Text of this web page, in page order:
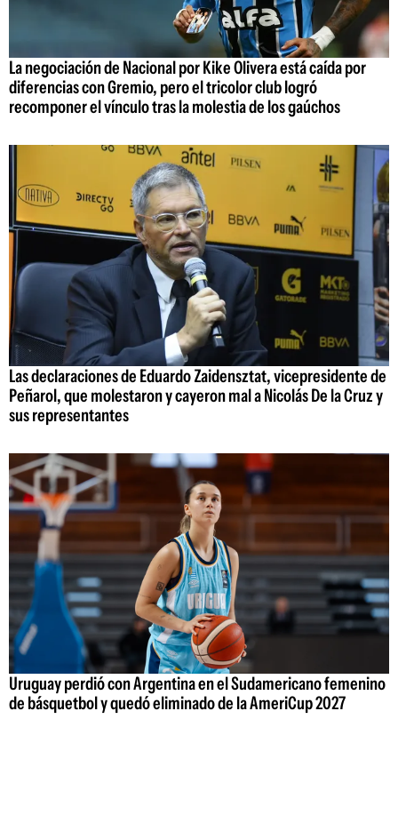
La negociación de Nacional por Kike Olivera está caída por
diferencias con Gremio, pero el tricolor club logró
recomponer el vínculo tras la molestia de los gaúchos
Las declaraciones de Eduardo Zaidensztat, vicepresidente de
Peñarol, que molestaron y cayeron mal a Nicolás De la Cruz y
sus representantes
Uruguay perdió con Argentina en el Sudamericano femenino
de básquetbol y quedó eliminado de la AmeriCup 2027